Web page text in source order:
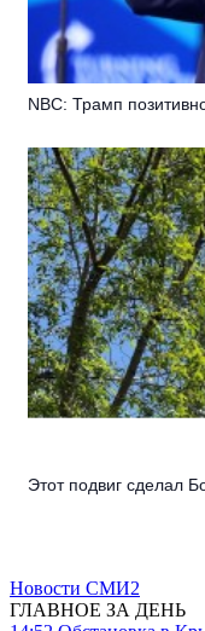
NBC: Трамп
Этот подвиг сделал
Новости СМИ2
ГЛАВНОЕ ЗА ДЕНЬ